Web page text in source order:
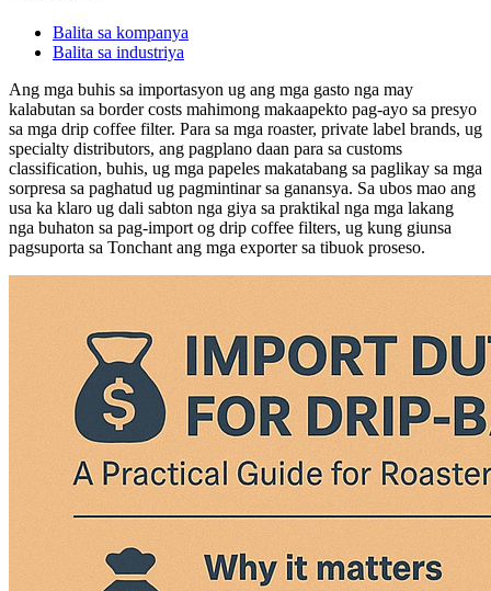
Balita sa kompanya
Balita sa industriya
Ang mga buhis sa importasyon ug ang mga gasto nga may
kalabutan sa border costs mahimong makaapekto pag-ayo sa presyo
sa mga drip coffee filter. Para sa mga roaster, private label brands, ug
specialty distributors, ang pagplano daan para sa customs
classification, buhis, ug mga papeles makatabang sa paglikay sa mga
sorpresa sa paghatud ug pagmintinar sa ganansya. Sa ubos mao ang
usa ka klaro ug dali sabton nga giya sa praktikal nga mga lakang
nga buhaton sa pag-import og drip coffee filters, ug kung giunsa
pagsuporta sa Tonchant ang mga exporter sa tibuok proseso.